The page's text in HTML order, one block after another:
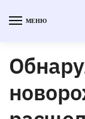
МЕНЮ